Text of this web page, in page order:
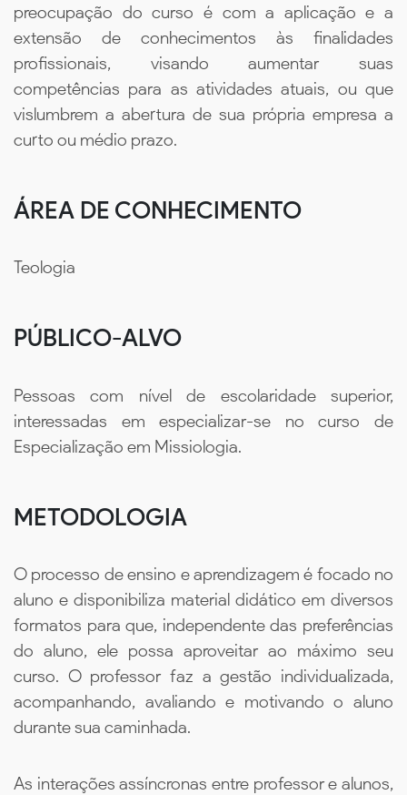
preocupação do curso é com a aplicação e a
extensão de conhecimentos às finalidades
profissionais, visando aumentar suas
competências para as atividades atuais, ou que
vislumbrem a abertura de sua própria empresa a
curto ou médio prazo.
ÁREA DE CONHECIMENTO
Teologia
PÚBLICO-ALVO
Pessoas com nível de escolaridade superior,
interessadas em especializar-se no curso de
Especialização em Missiologia.
METODOLOGIA
O processo de ensino e aprendizagem é focado no
aluno e disponibiliza material didático em diversos
formatos para que, independente das preferências
do aluno, ele possa aproveitar ao máximo seu
curso. O professor faz a gestão individualizada,
acompanhando, avaliando e motivando o aluno
durante sua caminhada.
As interações assíncronas entre professor e alunos,